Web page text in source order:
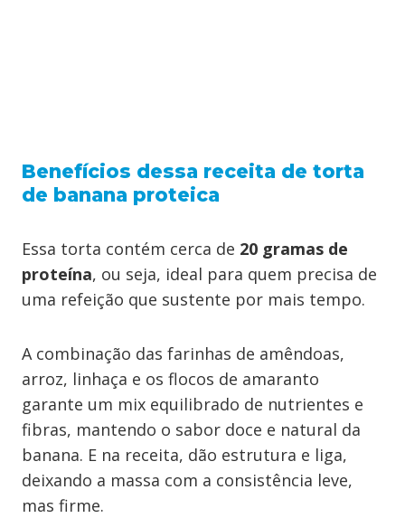
Benefícios dessa receita de torta
de banana proteica
Essa torta contém cerca de 20 gramas de
proteína, ou seja, ideal para quem precisa de
uma refeição que sustente por mais tempo.
A combinação das farinhas de amêndoas,
arroz, linhaça e os flocos de amaranto
garante um mix equilibrado de nutrientes e
fibras, mantendo o sabor doce e natural da
banana. E na receita, dão estrutura e liga,
deixando a massa com a consistência leve,
mas firme.